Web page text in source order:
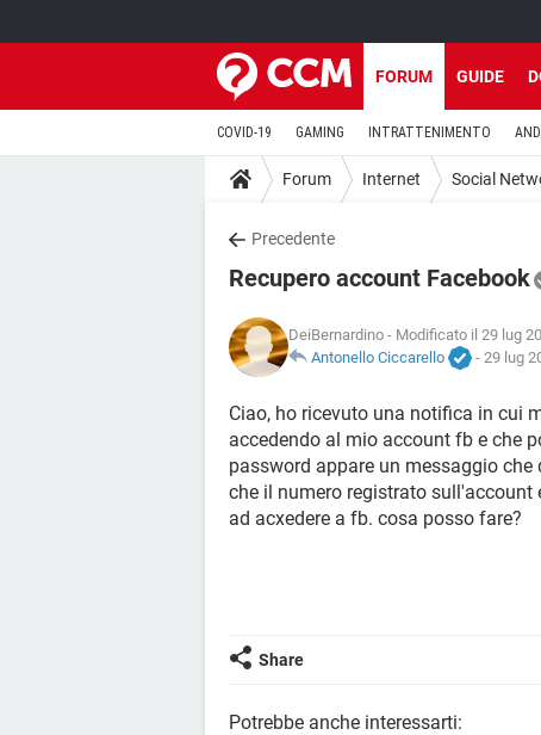
FORUM GUIDE
COVID-19 GAMING INTRATTENIMENTO
Forum Internet Social
Precedente
Recupero account Facebook
DeiBernardino - Modificato il 29 lug
Antonello Ciccarello
- 29 lug
Ciao, ho ricevuto una notifica in cui
accedendo al mio account fb e che
password appare un messaggio
che il numero registrato sull'account
ad acxedere a fb. cosa posso fare?
Share
Potrebbe anche interessarti: